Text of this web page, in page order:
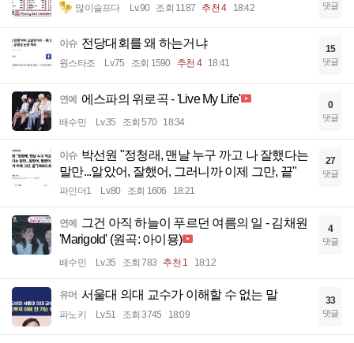
많이슬프다 Lv.90 조회 1187 추천 4 18:42 댓글
이슈 전당대회를 왜 하는거냐
원스타조 Lv.75 조회 1590 추천 4 18:41
15
댓글
연예 에스파의 위로곡 - 'Live My Life'
배수민 Lv.35 조회 570 18:34
0
댓글
이슈 박선원 "정청래, 맨날 누구 까고 나 잘했다는
말만...알았어, 잘했어, 그러니까 이제 그만, 끝"
파인더1 Lv.80 조회 1606 18:21
27
댓글
연예
그건 아직 하늘이 푸르던 여름의 일 - 김채원
'Marigold' (원곡: 아이묭)
배수민 Lv.35 조회 783 추천 1 18:12
4
댓글
유머 서울대 의대 교수가 이해할 수 없는 말
파노키 Lv.51 조회 3745 18:09
33
댓글